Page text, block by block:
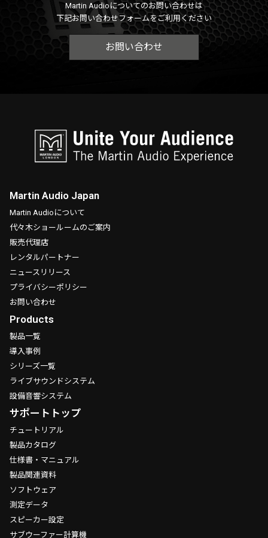
Martin Audioについてのお問い合わせは
下記お問い合わせフォームをご利用ください
お問い合わせ
Martin Audio Japan
Martin Audioについて
代々木ショールームのご案内
販売代理店
レンタルパートナー
ニュースリリース
プライバシーポリシー
お問い合わせ
Products
製品一覧
導入事例
シリーズ一覧
ライブサウンドシステム
設備音響システム
サポートトップ
チュートリアル
製品カタログ
仕様書・マニュアル
製品関連資料
ソフトウェア
測定データ
スピーカー設定
サブウーファー計算機